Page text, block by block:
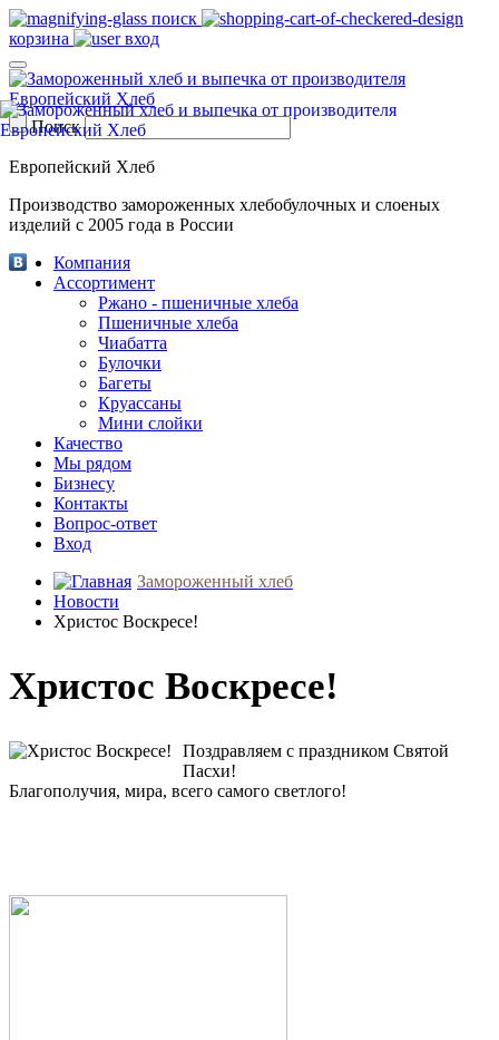
поиск
корзина
вход
Поиск
Европейский Хлеб
Производство замороженных хлебобулочных и слоеных
изделий с 2005 года в России
Компания
Ассортимент
Ржано - пшеничные хлеба
Пшеничные хлеба
Чиабатта
Булочки
Багеты
Круассаны
Мини слойки
Качество
Мы рядом
Бизнесу
Контакты
Вопрос-ответ
Вход
Замороженный хлеб
Новости
Христос Воскресе!
Христос Воскресе!
Поздравляем с праздником Святой
Пасхи!
Благополучия, мира, всего самого светлого!